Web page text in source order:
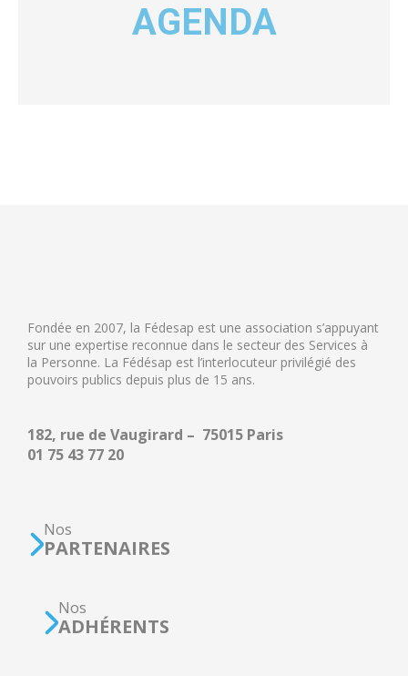
AGENDA
Fondée en 2007, la Fédesap est une association s’appuyant
sur une expertise reconnue dans le secteur des Services à
la Personne. La Fédésap est l’interlocuteur privilégié des
pouvoirs publics depuis plus de 15 ans.
182, rue de Vaugirard – 75015 Paris
01 75 43 77 20
Nos
PARTENAIRES
Nos
ADHÉRENTS